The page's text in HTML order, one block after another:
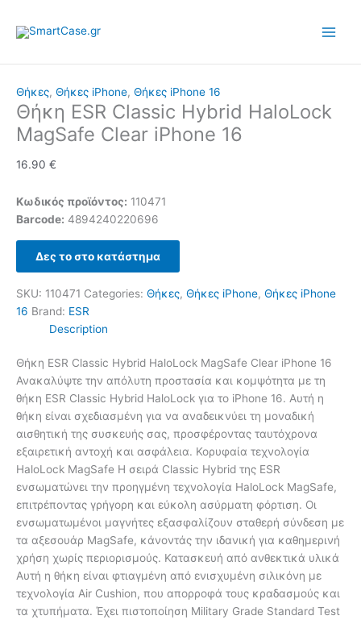
Θήκες, Θήκες iPhone, Θήκες iPhone 16
Θήκη ESR Classic Hybrid HaloLock
MagSafe Clear iPhone 16
16.90 €
Κωδικός προϊόντος: 110471
Barcode: 4894240220696
Δες το στο κατάστημα
SKU: 110471 Categories: Θήκες, Θήκες iPhone, Θήκες iPhone
16 Brand: ESR
Description
Θήκη ESR Classic Hybrid HaloLock MagSafe Clear iPhone 16
Ανακαλύψτε την απόλυτη προστασία και κομψότητα με τη
θήκη ESR Classic Hybrid HaloLock για το iPhone 16. Αυτή η
θήκη είναι σχεδιασμένη για να αναδεικνύει τη μοναδική
αισθητική της συσκευής σας, προσφέροντας ταυτόχρονα
εξαιρετική αντοχή και ασφάλεια. Κορυφαία τεχνολογία
HaloLock MagSafe Η σειρά Classic Hybrid της ESR
ενσωματώνει την προηγμένη τεχνολογία HaloLock MagSafe,
επιτρέποντας γρήγορη και εύκολη ασύρματη φόρτιση. Οι
ενσωματωμένοι μαγνήτες εξασφαλίζουν σταθερή σύνδεση με
τα αξεσουάρ MagSafe, κάνοντάς την ιδανική για καθημερινή
χρήση χωρίς περιορισμούς. Κατασκευή από ανθεκτικά υλικά
Αυτή η θήκη είναι φτιαγμένη από ενισχυμένη σιλικόνη με
τεχνολογία Air Cushion, που απορροφά τους κραδασμούς και
τα χτυπήματα. Έχει πιστοποίηση Military Grade Standard Test